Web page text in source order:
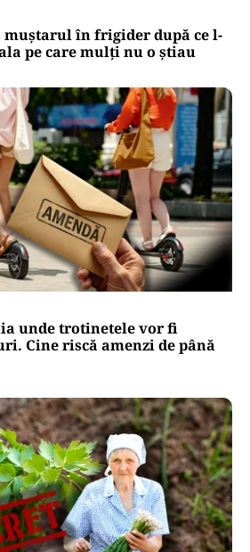
muștarul în frigider după ce l-
pe care mulți nu o știau
unde trotinetele vor fi
Cine riscă amenzi de până